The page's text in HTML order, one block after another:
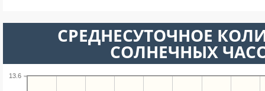
СРЕДНЕСУТОЧНОЕ
СОЛНЕЧНЫХ
13.6